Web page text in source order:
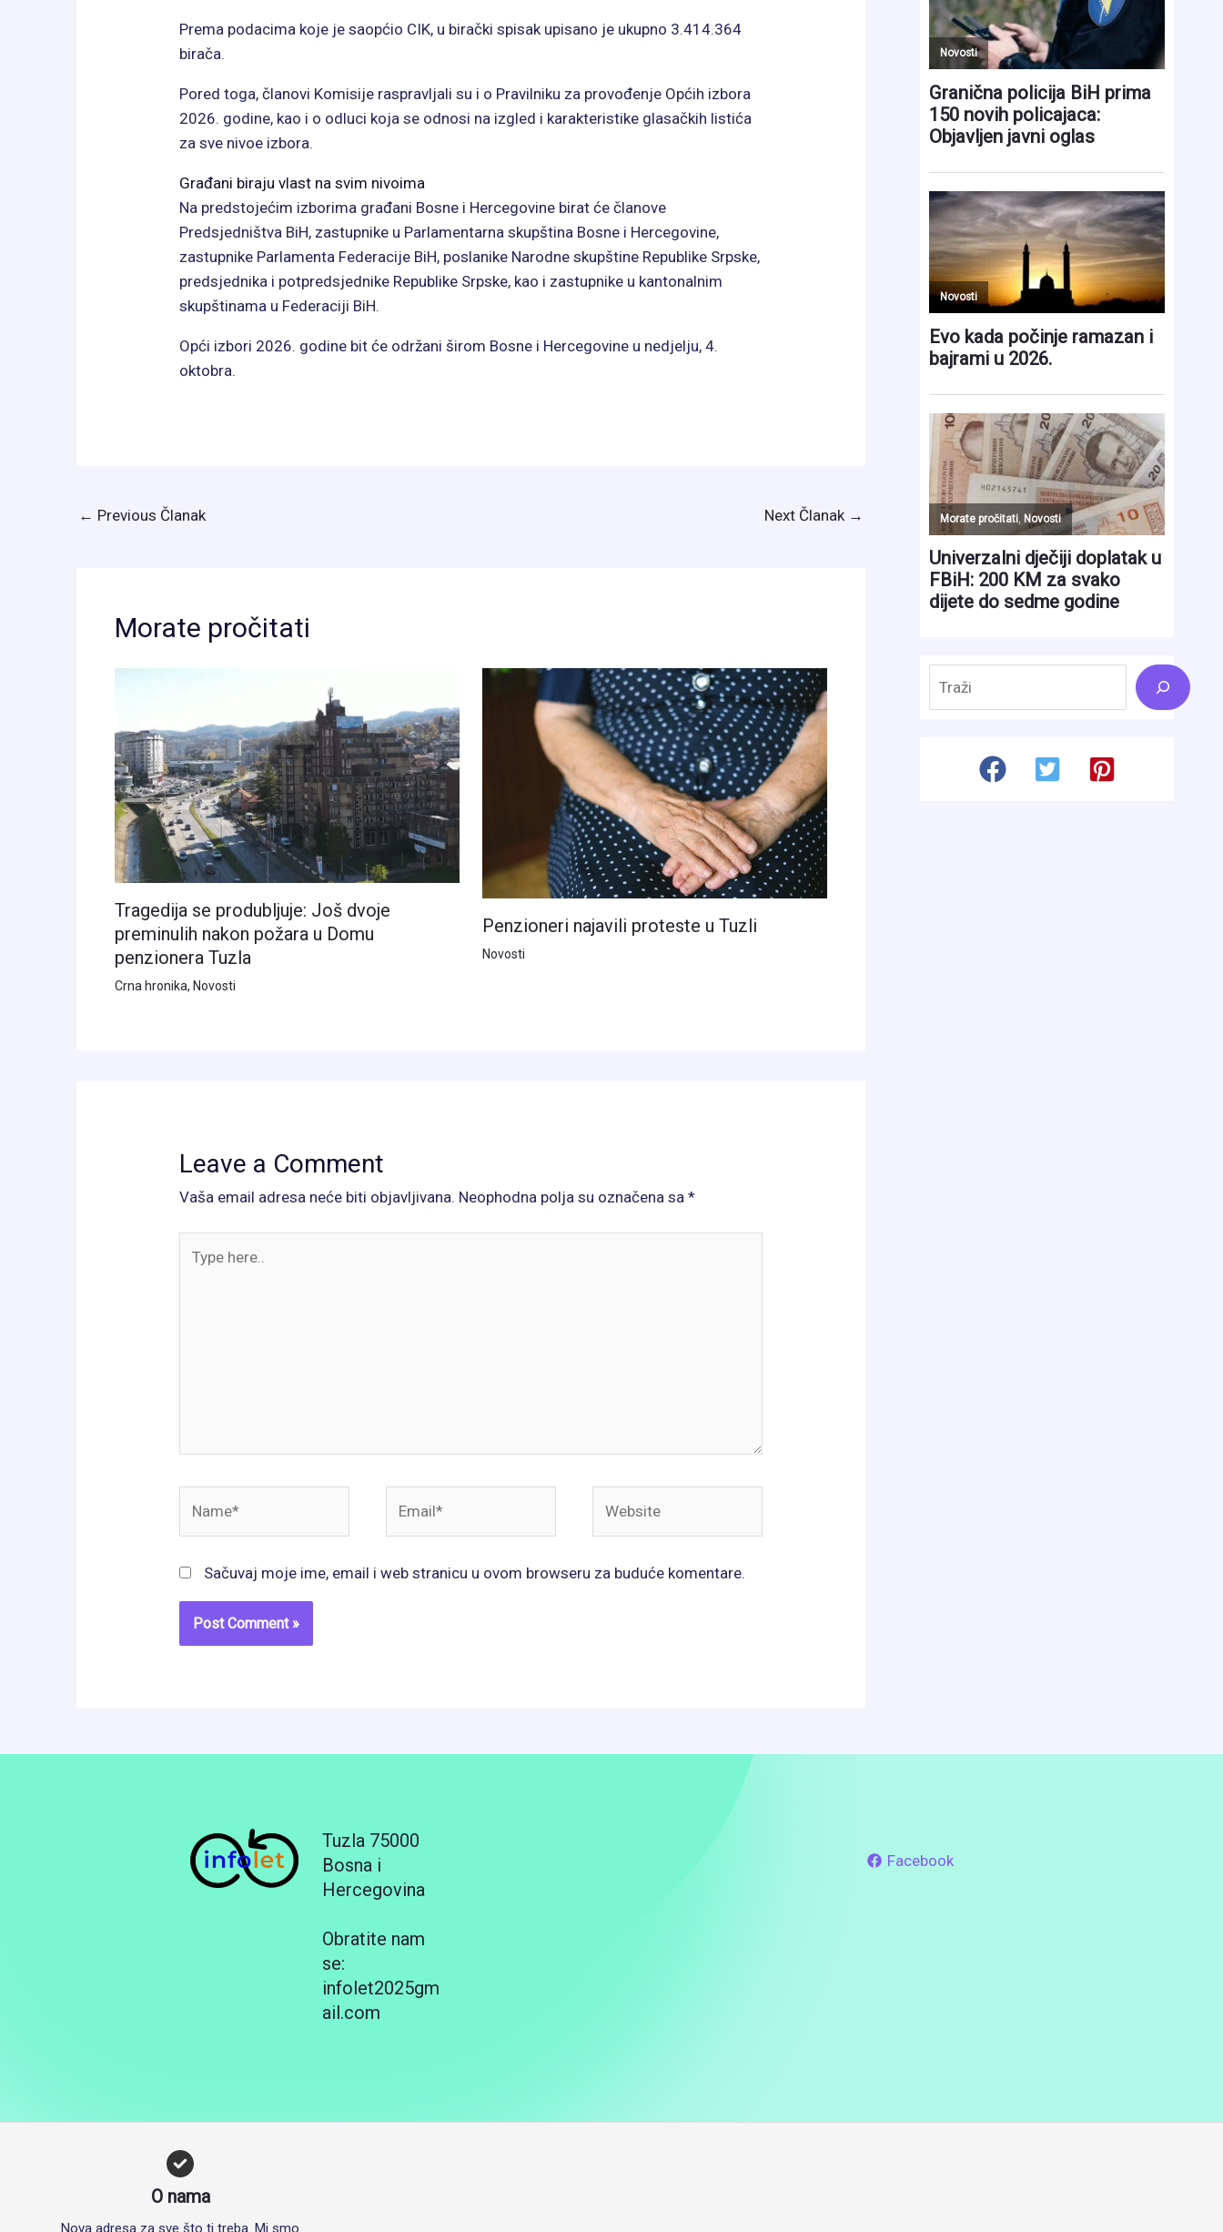
Prema podacima koje je saopćio CIK, u birački spisak upisano je ukupno 3.414.364
birača.
Pored toga, članovi Komisije raspravljali su i o Pravilniku za provođenje Općih izbora
2026. godine, kao i o odluci koja se odnosi na izgled i karakteristike glasačkih listića
za sve nivoe izbora.
Građani biraju vlast na svim nivoima
Na predstojećim izborima građani Bosne i Hercegovine birat će članove
Predsjedništva BiH, zastupnike u Parlamentarna skupština Bosne i Hercegovine,
zastupnike Parlamenta Federacije BiH, poslanike Narodne skupštine Republike Srpske,
predsjednika i potpredsjednike Republike Srpske, kao i zastupnike u kantonalnim
skupštinama u Federaciji BiH.
Opći izbori 2026. godine bit će održani širom Bosne i Hercegovine u nedjelju, 4.
oktobra.
← Previous Članak Next Članak →
Morate pročitati
Tragedija se produbljuje: Još dvoje
preminulih nakon požara u Domu
penzionera Tuzla
Crna hronika, Novosti
Penzioneri najavili proteste u Tuzli
Novosti
Leave a Comment
Vaša email adresa neće biti objavljivana. Neophodna polja su označena sa *
here..
Sačuvaj moje ime, email i web stranicu u ovom browseru za buduće komentare.
Search
Tuzla 75000
Bosna i
Hercegovina
Obratite nam
se:
infolet2025gm
ail.com
Facebook
O nama
Nova adresa za sve što ti treba. Mi smo